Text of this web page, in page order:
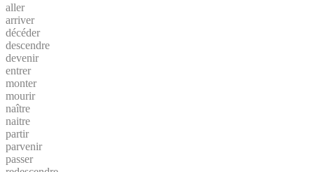
aller
arriver
décéder
descendre
devenir
entrer
monter
mourir
naître
naitre
partir
parvenir
passer